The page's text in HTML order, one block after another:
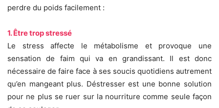
perdre du poids facilement :
1. Être trop stressé
Le stress affecte le métabolisme et provoque une
sensation de faim qui va en grandissant. Il est donc
nécessaire de faire face à ses soucis quotidiens autrement
qu’en mangeant plus. Déstresser est une bonne solution
pour ne plus se ruer sur la nourriture comme seule façon